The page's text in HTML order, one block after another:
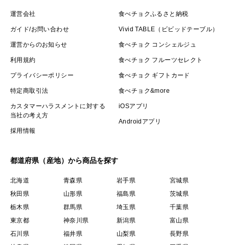
運営会社
ガイド/お問い合わせ
運営からのお知らせ
利用規約
プライバシーポリシー
特定商取引法
カスタマーハラスメントに対する
当社の考え方
採用情報
食べチョクふるさと納税
Vivid TABLE（ビビッドテーブル）
食べチョク コンシェルジュ
食べチョク フルーツセレクト
食べチョク ギフトカード
食べチョク&more
iOSアプリ
Androidアプリ
都道府県（産地）から商品を探す
北海道 青森県 岩手県
宮城県
秋田県
山形県 福島県
茨城県
栃木県
群馬県 埼玉県
千葉県
東京都
神奈川県 新潟県
富山県
石川県
福井県 山梨県
長野県